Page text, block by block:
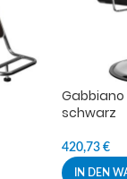
schwarz
420,73 €
IN DEN